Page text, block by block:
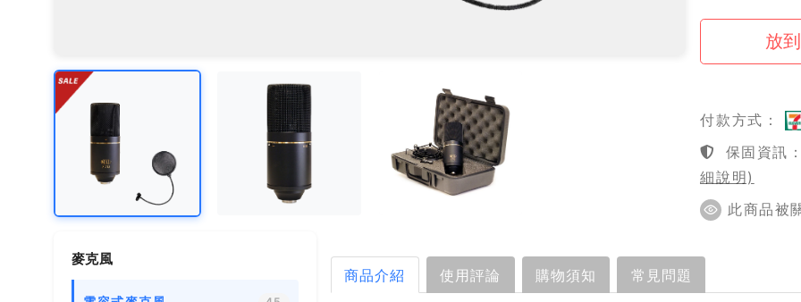
付款方式：
保固資訊
細說明)
此商品被
麥克風
商品介紹 使用評論 購物須知 常見問題